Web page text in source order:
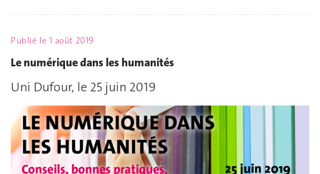
Publié le 1 août 2019
Le numérique dans les humanités
Uni Dufour, le 25 juin 2019